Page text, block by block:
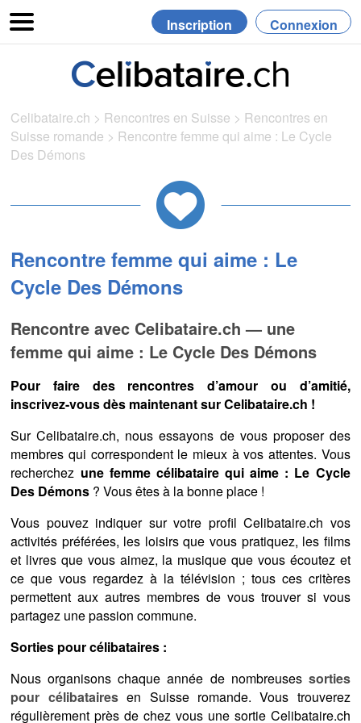
Inscription Connexion
Celibataire.ch > Rencontres en Suisse > Rencontres en
Suisse romande > Rencontre femme qui aime : Le Cycle
Des Démons
Rencontre femme qui aime : Le
Cycle Des Démons
Rencontre avec Celibataire.ch — une
femme qui aime : Le Cycle Des Démons
Pour faire des rencontres d’amour ou d’amitié,
inscrivez-vous dès maintenant sur Celibataire.ch !
Sur Celibataire.ch, nous essayons de vous proposer des
membres qui correspondent le mieux à vos attentes. Vous
recherchez une femme célibataire qui aime : Le Cycle
Des Démons ? Vous êtes à la bonne place !
Vous pouvez indiquer sur votre profil Celibataire.ch vos
activités préférées, les loisirs que vous pratiquez, les films
et livres que vous aimez, la musique que vous écoutez et
ce que vous regardez à la télévision ; tous ces critères
permettent aux autres membres de vous trouver si vous
partagez une passion commune.
Sorties pour célibataires :
Nous organisons chaque année de nombreuses sorties
pour célibatairesen Suisse romande. Vous trouverez
régulièrement près de chez vous une sortie Celibataire.ch